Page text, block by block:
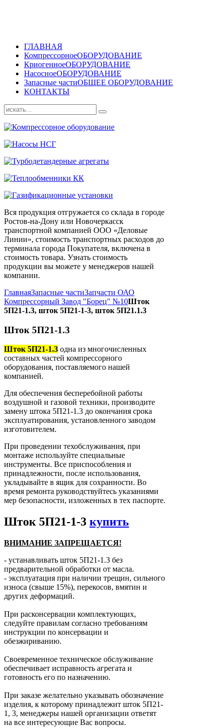
ГЛАВНАЯ
КомпрессорноеОБОРУДОВАНИЕ
КриогенноеОБОРУДОВАНИЕ
НасосноеОБОРУДОВАНИЕ
Запасные частиОБЩЕЕ ОБОРУДОВАНИЕ
КОНТАКТЫ
Вся продукция отгружается со склада в городе
Ростов-на-Дону или Новочеркасск
транспортной компанией ООО «Деловые
Линии», стоимость транспортных расходов до
терминала города Покупателя, включена в
стоимость товара. Узнать стоимость
продукции вы можете у менеджеров нашей
компании.
ГлавнаяЗапасные частиЗапчасти ОАО
Компрессорный Завод "Борец" №10Шток
5П21-1.3, шток 5П21-1-3, шток 5П21.1.3
Шток 5П21-1.3
Шток 5П21-1.3 одна из многочисленных
составных частей компрессорного
оборудования, поставляемого нашей
компанией.
Для обеспечения бесперебойной работы
воздушной и газовой техники, производите
замену штока 5П21-1.3 до окончания срока
эксплуатирования, установленного заводом
изготовителем.
При проведении техобслуживания, при
монтаже используйте специальные
инструменты. Все приспособления и
принадлежности, после использования,
укладывайте в ящик для сохранности. Во
время ремонта руководствуйтесь указаниями
мер безопасности, изложенных в тех паспорте.
Шток 5П21-1-3 купить
ВНИМАНИЕ ЗАПРЕЩАЕТСЯ!
- устанавливать шток 5П21-1.3 без
предварительной обработки от масла.
- эксплуатация при наличии трещин, сильного
износа (свыше 15%), перекосов, вмятин и
других деформаций.
При расконсервации комплектующих,
следуйте правилам согласно требованиям
инструкции по консервации и
обезжириванию.
Своевременное техническое обслуживание
обеспечивает исправность агрегата и
готовность его по назначению.
При заказе желательно указывать обозначение
изделия, к которому принадлежит шток 5П21-
1, 3, менеджеры нашей организации ответят
на все интересующие Вас вопросы.